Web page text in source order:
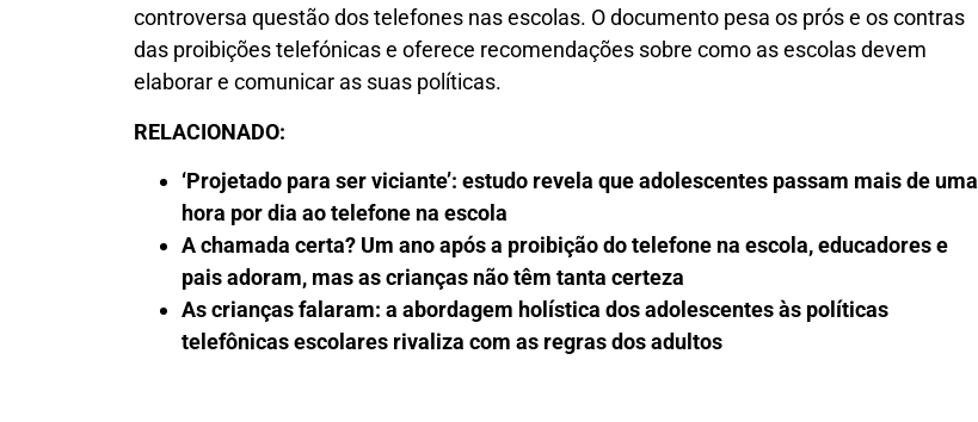
controversa questão dos telefones nas escolas. O documento pesa os prós e os contras
das proibições telefónicas e oferece recomendações sobre como as escolas devem
elaborar e comunicar as suas políticas.
RELACIONADO:
‘Projetado para ser viciante’: estudo revela que adolescentes passam mais de uma
hora por dia ao telefone na escola
A chamada certa? Um ano após a proibição do telefone na escola, educadores e
pais adoram, mas as crianças não têm tanta certeza
As crianças falaram: a abordagem holística dos adolescentes às políticas
telefônicas escolares rivaliza com as regras dos adultos